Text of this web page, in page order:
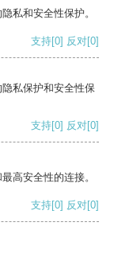
私和安全性保护。
支持[0] 反对[0]
私保护和安全性保
支持[0] 反对[0]
高安全性的连接。
支持[0] 反对[0]